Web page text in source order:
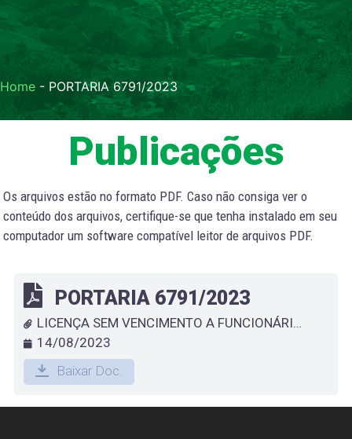
Home - PORTARIA 6791/2023
Publicações
Os arquivos estão no formato PDF. Caso não consiga ver o
conteúdo dos arquivos, certifique-se que tenha instalado em seu
computador um software compatível leitor de arquivos PDF.
PORTARIA 6791/2023
LICENÇA SEM VENCIMENTO A FUNCIONÁRIO QUE ESPECIFICA - LARISSA FLEGER RIDOLFI
14/08/2023
Baixar Doc.